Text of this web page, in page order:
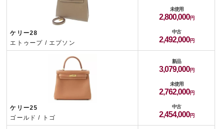
ケリー28
エトゥープ / エプソン
未使用
2,800,000
中古
2,492,000
ケリー25
ゴールド / トゴ
新品
3,079,000
未使用
2,762,000
中古
2,454,000